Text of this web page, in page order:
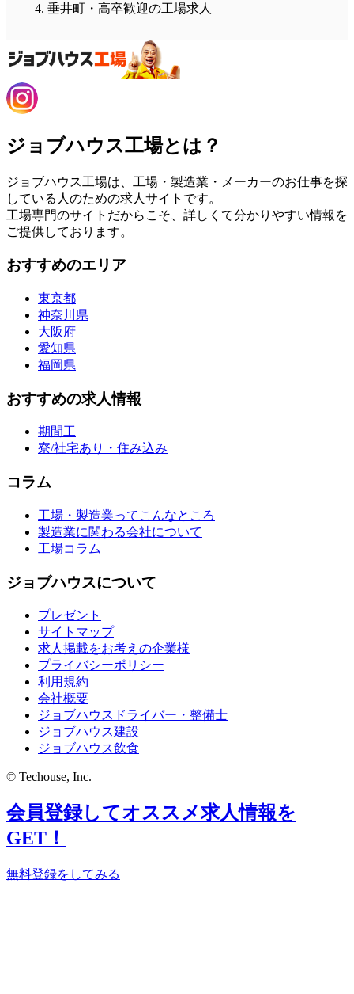
垂井町・高卒歓迎の工場求人
ジョブハウス工場とは？
ジョブハウス工場は、工場・製造業・メーカーのお仕事を探
している人のための求人サイトです。
工場専門のサイトだからこそ、詳しくて分かりやすい情報を
ご提供しております。
おすすめのエリア
東京都
神奈川県
大阪府
愛知県
福岡県
おすすめの求人情報
期間工
寮/社宅あり・住み込み
コラム
工場・製造業ってこんなところ
製造業に関わる会社について
工場コラム
ジョブハウスについて
プレゼント
サイトマップ
求人掲載をお考えの企業様
プライバシーポリシー
利用規約
会社概要
ジョブハウスドライバー・整備士
ジョブハウス建設
ジョブハウス飲食
© Techouse, Inc.
会員登録してオススメ求人情報を
GET！
無料登録をしてみる